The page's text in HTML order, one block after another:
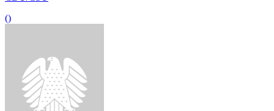
Dr. Thorsten Rudolph
© Dr. Thorsten Rudolph/ Photothek
Rudolph, Dr. Thorsten